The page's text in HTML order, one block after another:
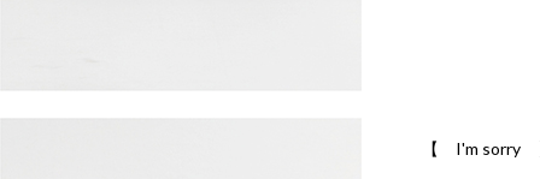
【 I'm sorry